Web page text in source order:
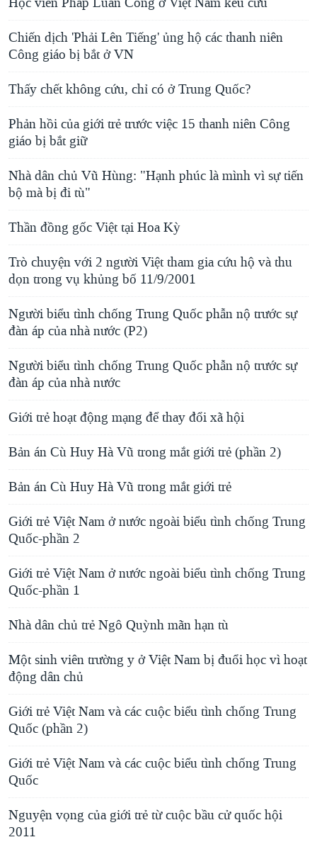
Chiến dịch 'Phải Lên Tiếng' ủng hộ các thanh niên
Công giáo bị bắt ở VN
Thấy chết không cứu, chỉ có ở Trung Quốc?
Phản hồi của giới trẻ trước việc 15 thanh niên Công
giáo bị bắt giữ
Nhà dân chủ Vũ Hùng: "Hạnh phúc là mình vì sự tiến
bộ mà bị đi tù"
Thần đồng gốc Việt tại Hoa Kỳ
Trò chuyện với 2 người Việt tham gia cứu hộ và thu
dọn trong vụ khủng bố 11/9/2001
Người biểu tình chống Trung Quốc phẫn nộ trước sự
đàn áp của nhà nước (P2)
Người biểu tình chống Trung Quốc phẫn nộ trước sự
đàn áp của nhà nước
Giới trẻ hoạt động mạng để thay đổi xã hội
Bản án Cù Huy Hà Vũ trong mắt giới trẻ (phần 2)
Bản án Cù Huy Hà Vũ trong mắt giới trẻ
Giới trẻ Việt Nam ở nước ngoài biểu tình chống Trung
Quốc-phần 2
Giới trẻ Việt Nam ở nước ngoài biểu tình chống Trung
Quốc-phần 1
Nhà dân chủ trẻ Ngô Quỳnh mãn hạn tù
Một sinh viên trường y ở Việt Nam bị đuổi học vì hoạt
động dân chủ
Giới trẻ Việt Nam và các cuộc biểu tình chống Trung
Quốc (phần 2)
Giới trẻ Việt Nam và các cuộc biểu tình chống Trung
Quốc
Nguyện vọng của giới trẻ từ cuộc bầu cử quốc hội
2011